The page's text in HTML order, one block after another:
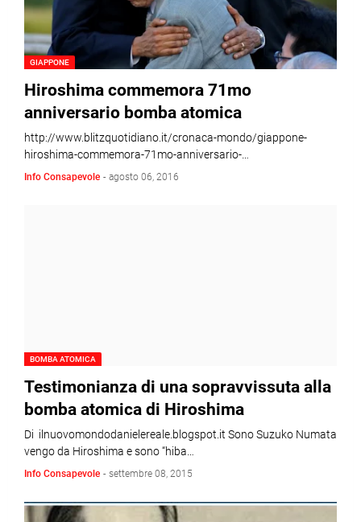
GIAPPONE
Hiroshima commemora 71mo
anniversario bomba atomica
http://www.blitzquotidiano.it/cronaca-mondo/giappone-
hiroshima-commemora-71mo-anniversario-…
Info Consapevole - agosto 06, 2016
BOMBA ATOMICA
Testimonianza di una sopravvissuta alla
bomba atomica di Hiroshima
Di ilnuovomondodanielereale.blogspot.it Sono Suzuko Numata
vengo da Hiroshima e sono “hiba…
Info Consapevole - settembre 08, 2015